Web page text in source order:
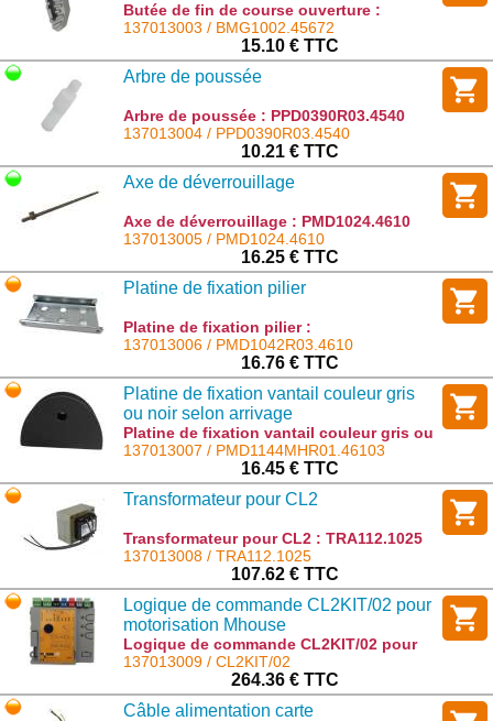
Butée de fin de course ouverture :
BMG1002.45672
137013003 / BMG1002.45672
15.10 € TTC
Arbre de poussée
Arbre de poussée : PPD0390R03.4540
137013004 / PPD0390R03.4540
10.21 € TTC
Axe de déverrouillage
Axe de déverrouillage : PMD1024.4610
137013005 / PMD1024.4610
16.25 € TTC
Platine de fixation pilier
Platine de fixation pilier :
PMD1042R03.4610
137013006 / PMD1042R03.4610
16.76 € TTC
Platine de fixation vantail couleur gris
ou noir selon arrivage
Platine de fixation vantail couleur gris ou
noir selon arrivage :
PMD1144MHR01.46103
137013007 / PMD1144MHR01.46103
16.45 € TTC
Transformateur pour CL2
Transformateur pour CL2 : TRA112.1025
137013008 / TRA112.1025
107.62 € TTC
Logique de commande CL2KIT/02 pour
motorisation Mhouse
Logique de commande CL2KIT/02 pour
motorisation Mhouse : CL2KIT/02
137013009 / CL2KIT/02
264.36 € TTC
Câble alimentation carte